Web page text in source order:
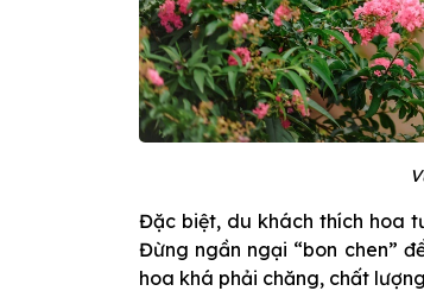
Đặc biệt, du khách thích hoa
Đừng ngần ngại “bon chen”
hoa khá phải chăng, chất